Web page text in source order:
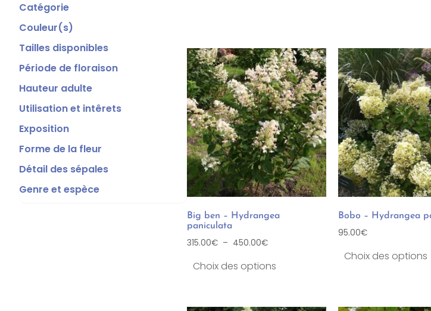
Catégorie
Couleur(s)
Tailles disponibles
Période de floraison
Hauteur adulte
Utilisation et intêrets
Exposition
Forme de la fleur
Détail des sépales
Genre et espèce
Big ben – Hydrangea
paniculata
315.00€ – 450.00€
Choix des options
Bobo – Hydrangea
95.00€
Choix des options